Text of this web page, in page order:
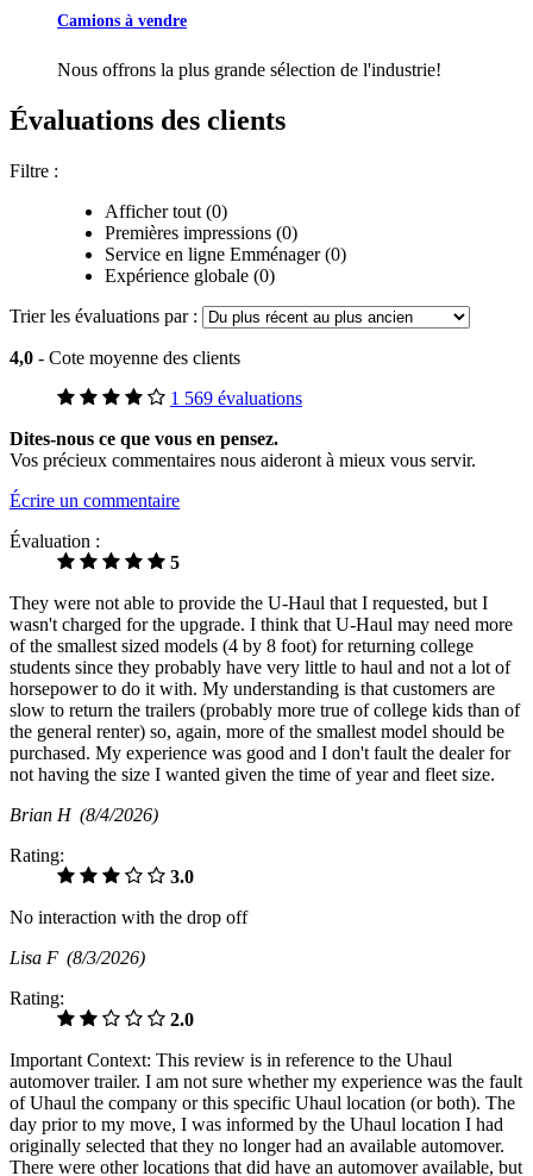
Camions à vendre
Nous offrons la plus grande sélection de l'industrie!
Évaluations des clients
Filtre :
Afficher tout (0)
Premières impressions (0)
Service en ligne Emménager (0)
Expérience globale (0)
Trier les évaluations par :
4,0 - Cote moyenne des clients
1 569 évaluations
Dites-nous ce que vous en pensez.
Vos précieux commentaires nous aideront à mieux vous servir.
Écrire un commentaire
Évaluation :
5
They were not able to provide the U-Haul that I requested, but I
wasn't charged for the upgrade. I think that U-Haul may need more
of the smallest sized models (4 by 8 foot) for returning college
students since they probably have very little to haul and not a lot of
horsepower to do it with. My understanding is that customers are
slow to return the trailers (probably more true of college kids than of
the general renter) so, again, more of the smallest model should be
purchased. My experience was good and I don't fault the dealer for
not having the size I wanted given the time of year and fleet size.
Brian H (8/4/2026)
Rating:
3.0
No interaction with the drop off
Lisa F (8/3/2026)
Rating:
2.0
Important Context: This review is in reference to the Uhaul
automover trailer. I am not sure whether my experience was the fault
of Uhaul the company or this specific Uhaul location (or both). The
day prior to my move, I was informed by the Uhaul location I had
originally selected that they no longer had an available automover.
There were other locations that did have an automover available, but